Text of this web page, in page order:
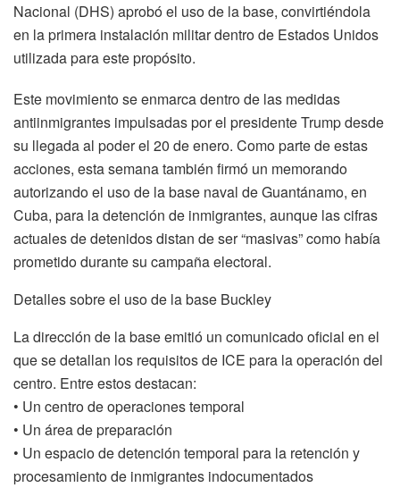
Nacional (DHS) aprobó el uso de la base, convirtiéndola
en la primera instalación militar dentro de Estados Unidos
utilizada para este propósito.
Este movimiento se enmarca dentro de las medidas
antiinmigrantes impulsadas por el presidente Trump desde
su llegada al poder el 20 de enero. Como parte de estas
acciones, esta semana también firmó un memorando
autorizando el uso de la base naval de Guantánamo, en
Cuba, para la detención de inmigrantes, aunque las cifras
actuales de detenidos distan de ser “masivas” como había
prometido durante su campaña electoral.
Detalles sobre el uso de la base Buckley
La dirección de la base emitió un comunicado oficial en el
que se detallan los requisitos de ICE para la operación del
centro. Entre estos destacan:
• Un centro de operaciones temporal
• Un área de preparación
• Un espacio de detención temporal para la retención y
procesamiento de inmigrantes indocumentados